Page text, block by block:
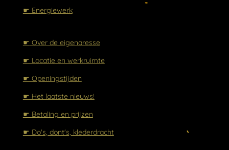
☛ Energiewerk
☛ Over de eigenaresse
☛ Locatie en werkruimte
☛ Openingstijden
☛ Het laatste nieuws!
☛ Betaling en prijzen
☛ Do's, dont's, klederdracht